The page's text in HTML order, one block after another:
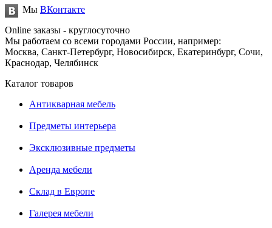
Мы ВКонтакте
Online заказы - круглосуточно
Мы работаем со всеми городами России, например:
Москва, Санкт-Петербург, Новосибирск, Екатеринбург, Сочи,
Краснодар, Челябинск
Каталог товаров
Антикварная мебель
Предметы интерьера
Эксклюзивные предметы
Аренда мебели
Склад в Европе
Галерея мебели